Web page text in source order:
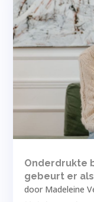
Onderdrukte
gebeurt er
door Madeleine